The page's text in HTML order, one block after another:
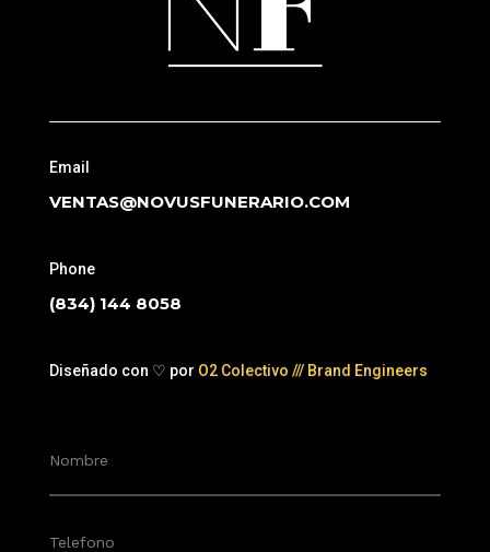
Email
VENTAS@NOVUSFUNERARIO.COM
Phone
(834) 144 8058
Diseñado con ♡ por O2 Colectivo /// Brand Engineers